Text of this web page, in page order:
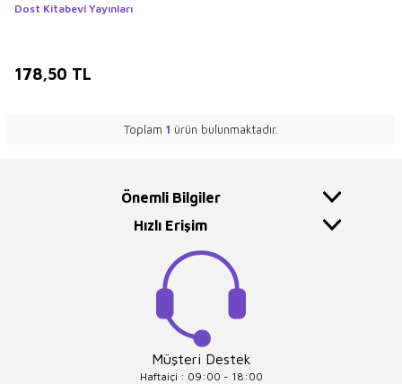
Dost Kitabevi Yayınları
178,50 TL
Toplam 1 ürün bulunmaktadır.
Önemli Bilgiler
Hızlı Erişim
Müşteri Destek
Haftaiçi : 09:00 - 18:00